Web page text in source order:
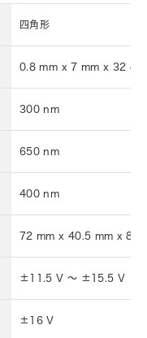
四角形
0.8 mm x 7 mm x 32 ch
300 nm
650 nm
400 nm
72 mm x 40.5 mm x 84
±11.5 V ～ ±15.5 V
±16 V